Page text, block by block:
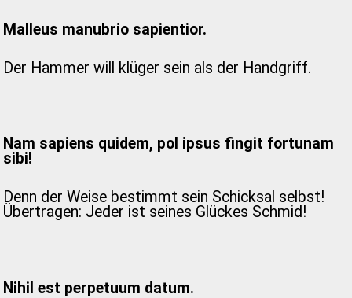
Malleus manubrio sapientior.
Der Hammer will klüger sein als der Handgriff.
Nam sapiens quidem, pol ipsus fingit fortunam
sibi!
Denn der Weise bestimmt sein Schicksal selbst!
Übertragen: Jeder ist seines Glückes Schmid!
Nihil est perpetuum datum.